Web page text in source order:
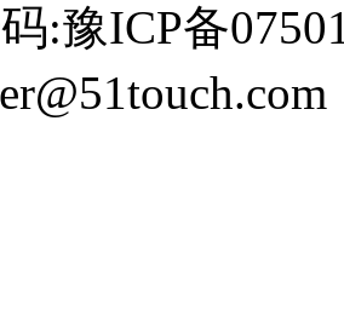
:豫ICP备